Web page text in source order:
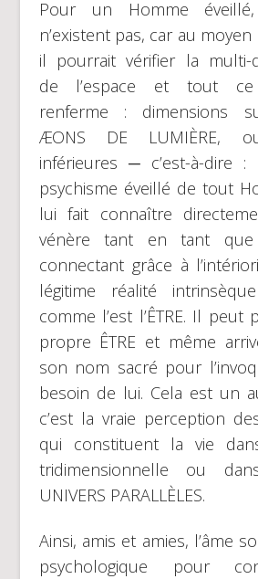
Pour un Homme
n’existent pas, car au
il pourrait vérifier la multi-
de l’espace et tout
renferme : dimensions
ÆONS DE LUMIÈRE,
inférieures ─ c’est-à-dire :
psychisme éveillé de tout
lui fait connaître
vénère tant en tant
connectant grâce à
légitime réalité
comme l’est l’ÊTRE. Il peut
propre ÊTRE et même
son nom sacré pour
besoin de lui. Cela est un
c’est la vraie perception
qui constituent la vie
tridimensionnelle ou
UNIVERS PARALLÈLES.
Ainsi, amis et amies, l’âme
psychologique pour